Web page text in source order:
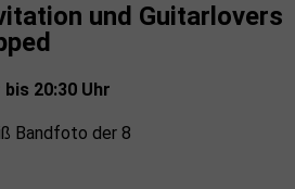
und Guitarlovers
bis 20:30 Uhr